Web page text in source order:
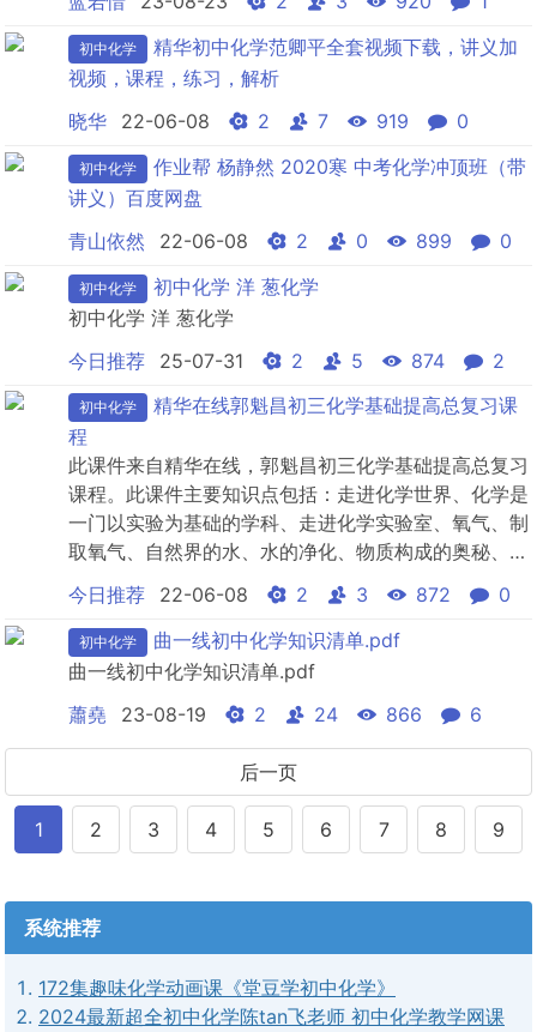
初中化学
精华初中化学范卿平全套视频下载，讲义加
视频，课程，练习，解析
晓华
22-06-08 2 7 919 0
初中化学
作业帮 杨静然 2020寒 中考化学冲顶班（带
讲义）百度网盘
青山依然
22-06-08 2 0 899 0
初中化学
初中化学 洋 葱化学
初中化学 洋 葱化学
今日推荐
25-07-31 2 5 874 2
初中化学
精华在线郭魁昌初三化学基础提高总复习课
程
此课件来自精华在线，郭魁昌初三化学基础提高总复习
课程。此课件主要知识点包括：走进化学世界、化学是
一门以实验为基础的学科、走进化学实验室、氧气、制
取氧气、自然界的水、水的净化、物质构成的奥秘、离
子等等视频课程。
今日推荐 22-06-08 2 3 872 0
初中化学
曲一线初中化学知识清单.pdf
曲一线初中化学知识清单.pdf
蕭堯
23-08-19 2 24 866 6
后一页
1 2 3 4 5 6 7 8 9
系统推荐
172集趣味化学动画课《堂豆学初中化学》
2024最新超全初中化学陈tan飞老师 初中化学教学网课